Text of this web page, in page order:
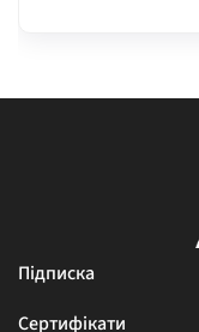
Підписка
Сертифікати